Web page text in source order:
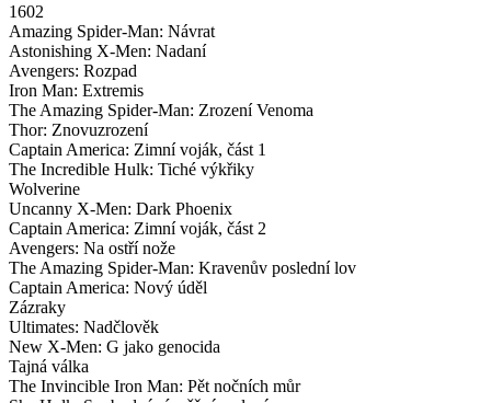
1602
Amazing Spider-Man: Návrat
Astonishing X-Men: Nadaní
Avengers: Rozpad
Iron Man: Extremis
The Amazing Spider-Man: Zrození Venoma
Thor: Znovuzrození
Captain America: Zimní voják, část 1
The Incredible Hulk: Tiché výkřiky
Wolverine
Uncanny X-Men: Dark Phoenix
Captain America: Zimní voják, část 2
Avengers: Na ostří nože
The Amazing Spider-Man: Kravenův poslední lov
Captain America: Nový úděl
Zázraky
Ultimates: Nadčlověk
New X-Men: G jako genocida
Tajná válka
The Invincible Iron Man: Pět nočních můr